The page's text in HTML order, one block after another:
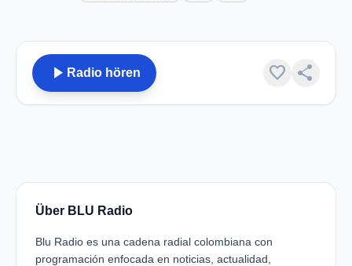
play_arrow Radio hören favorite share
Über BLU Radio
Blu Radio es una cadena radial colombiana con
programación enfocada en noticias, actualidad,